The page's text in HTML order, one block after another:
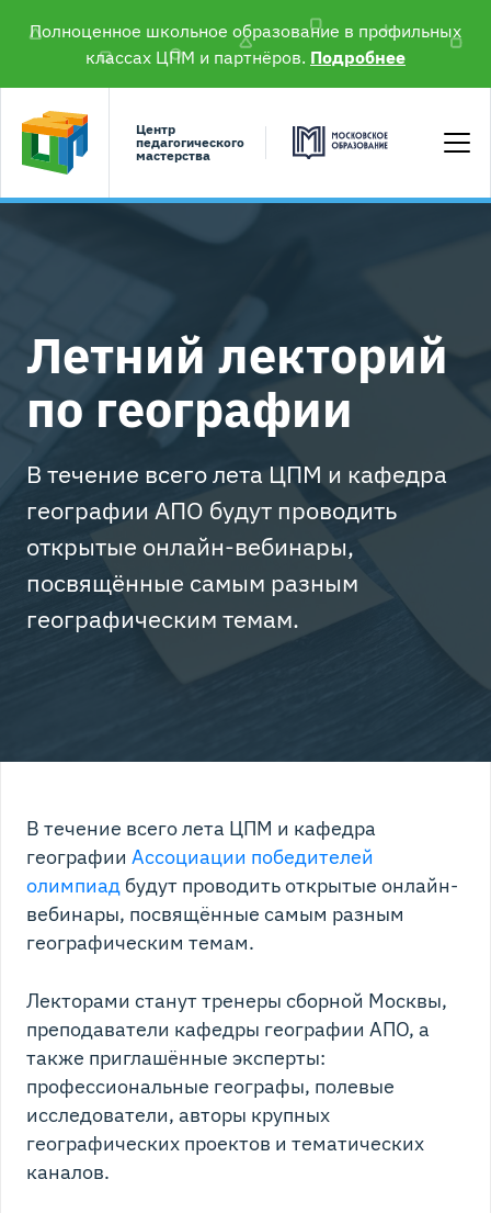
Полноценное школьное образование в профильных
классах ЦПМ и партнёров. Подробнее
Центр
педагогического
мастерства
Летний лекторий
по географии
В течение всего лета ЦПМ и кафедра
географии АПО будут проводить
открытые онлайн-вебинары,
посвящённые самым разным
географическим темам.
В течение всего лета ЦПМ и кафедра
географии Ассоциации победителей
олимпиад будут проводить открытые онлайн-
вебинары, посвящённые самым разным
географическим темам.
Лекторами станут тренеры сборной Москвы,
преподаватели кафедры географии АПО, а
также приглашённые эксперты:
профессиональные географы, полевые
исследователи, авторы крупных
географических проектов и тематических
каналов.